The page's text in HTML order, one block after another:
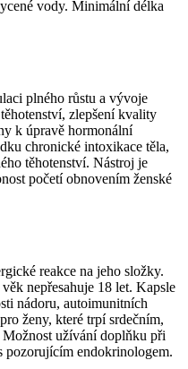
vody. Minimální délka
plného růstu a vývoje
zlepšení kvality
k úpravě hormonální
chronické intoxikace těla,
těhotenství. Nástroj je
početí obnovením ženské
reakce na jeho složky.
nepřesahuje 18 let. Kapsle
nádoru, autoimunitních
ženy, které trpí srdečním,
užívání doplňku při
pozorujícím endokrinologem.